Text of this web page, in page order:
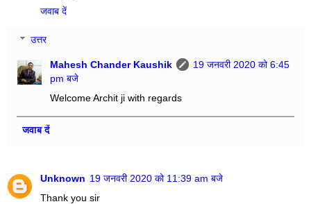
जवाब दें
उत्तर
Mahesh Chander Kaushik
19 जनवरी 2020 को 6:45
pm बजे
Welcome Archit ji with regards
जवाब दें
Unknown 19 जनवरी 2020 को 11:39 am बजे
Thank you sir